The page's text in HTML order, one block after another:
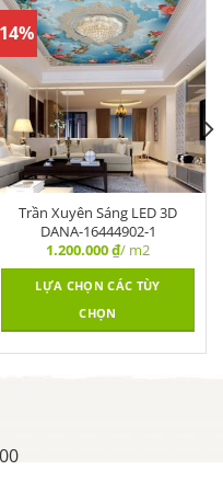
Trần Xuyên Sáng LED 3D
DANA-16444902-1
1.200.000₫/ m2
LỰA CHỌN CÁC TÙY
CHỌN